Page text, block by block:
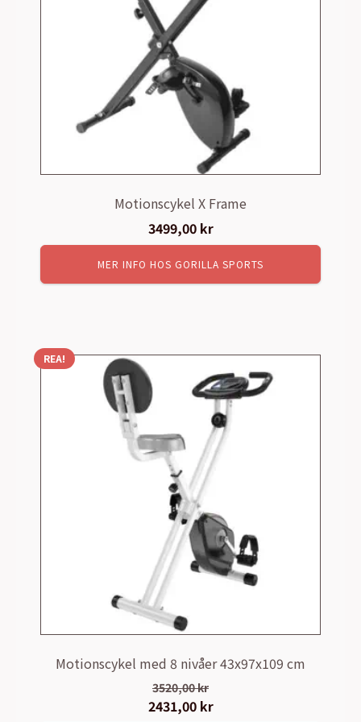
Motionscykel X Frame
3499,00 kr
MER INFO HOS GORILLA SPORTS
REA!
Motionscykel med 8 nivåer 43x97x109 cm
3520,00kr
Det
2431,00 krDet